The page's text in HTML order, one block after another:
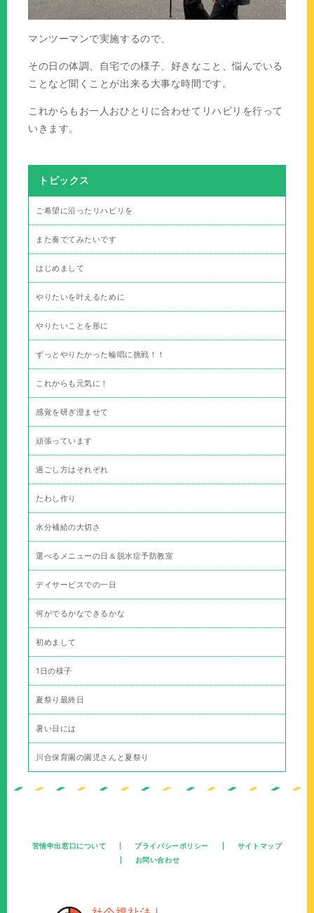
マンツーマンで実施するので、
その日の体調、自宅での様子、好きなこと、悩んでいる
ことなど聞くことが出来る大事な時間です。
これからもお一人おひとりに合わせてリハビリを行って
いきます。
トピックス
ご希望に沿ったリハビリを
また奏でてみたいです
はじめまして
やりたいを叶えるために
やりたいことを形に
ずっとやりたかった輪唱に挑戦！！
これからも元気に！
感覚を研ぎ澄ませて
頑張っています
過ごし方はそれぞれ
たわし作り
水分補給の大切さ
選べるメニューの日＆脱水症予防教室
デイサービスでの一日
何がでるかなできるかな
初めまして
1日の様子
夏祭り最終日
暑い日には
川合保育園の園児さんと夏祭り
苦情申出窓口について プライバシーポリシー
サイトマップ
お問い合わせ